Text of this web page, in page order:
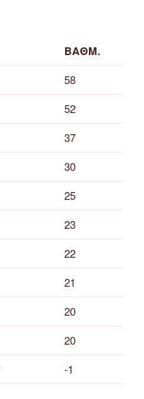
ΒΑΘΜ.
58
52
37
30
25
23
22
21
20
20
-1